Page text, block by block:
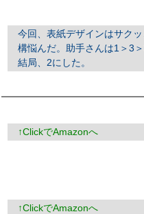
今回、表紙デザインはサク
構悩んだ。助手さんは1＞3
結局、2にした。
↑ClickでAmazonへ
↑ClickでAmazonへ